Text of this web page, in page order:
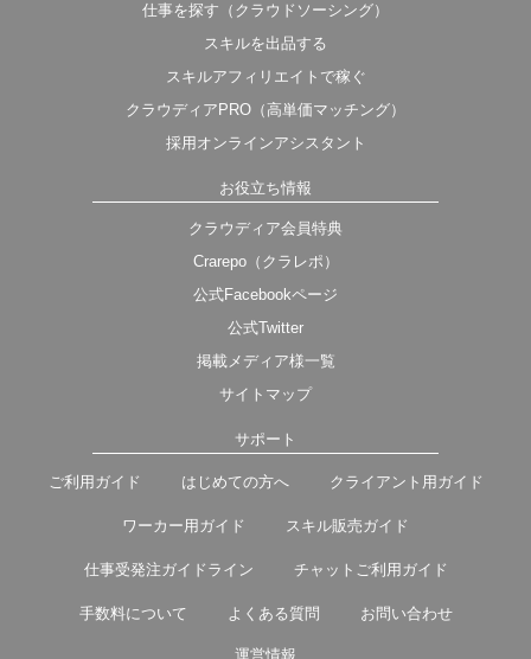
仕事を探す（クラウドソーシング）
スキルを出品する
スキルアフィリエイトで稼ぐ
クラウディアPRO（高単価マッチング）
採用オンラインアシスタント
お役立ち情報
クラウディア会員特典
Crarepo（クラレポ）
公式Facebookページ
公式Twitter
掲載メディア様一覧
サイトマップ
サポート
ご利用ガイド はじめての方へ クライアント用ガイド
ワーカー用ガイド スキル販売ガイド
仕事受発注ガイドライン チャットご利用ガイド
手数料について よくある質問 お問い合わせ
運営情報